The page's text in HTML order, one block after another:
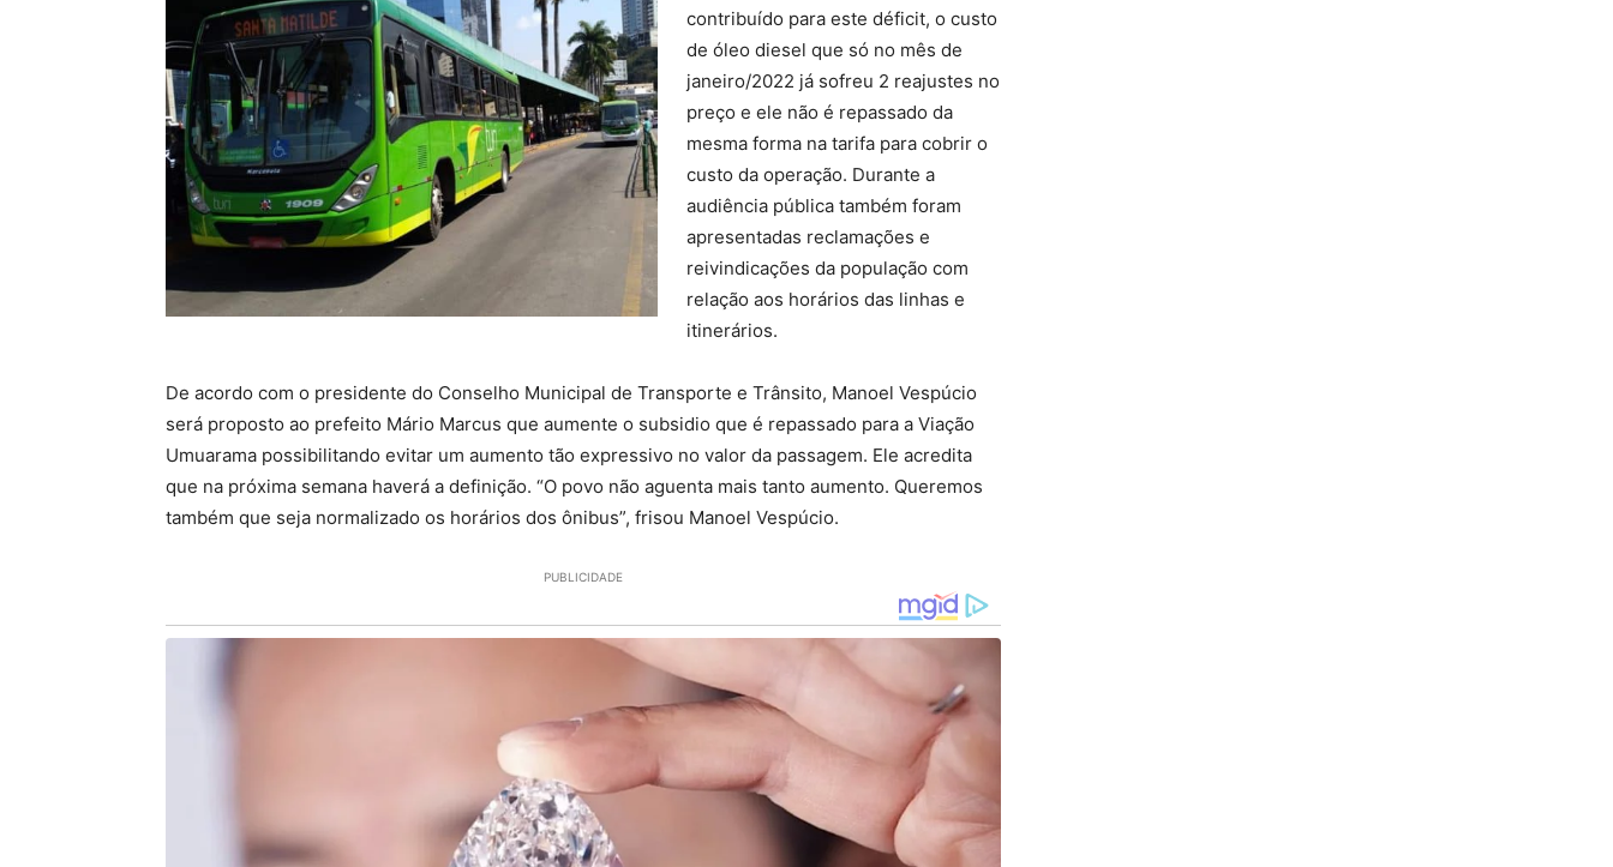
contribuído para este déficit, o custo
de óleo diesel que só no mês de
janeiro/2022 já sofreu 2 reajustes no
preço e ele não é repassado da
mesma forma na tarifa para cobrir o
custo da operação. Durante a
audiência pública também foram
apresentadas reclamações e
reivindicações da população com
relação aos horários das linhas e
itinerários.
De acordo com o presidente do Conselho Municipal de Transporte e Trânsito, Manoel Vespúcio
será proposto ao prefeito Mário Marcus que aumente o subsidio que é repassado para a Viação
Umuarama possibilitando evitar um aumento tão expressivo no valor da passagem. Ele acredita
que na próxima semana haverá a definição. “O povo não aguenta mais tanto aumento. Queremos
também que seja normalizado os horários dos ônibus”, frisou Manoel Vespúcio.
PUBLICIDADE